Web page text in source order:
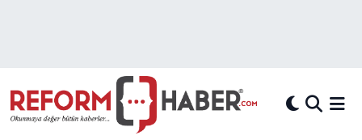
Hava Durumu